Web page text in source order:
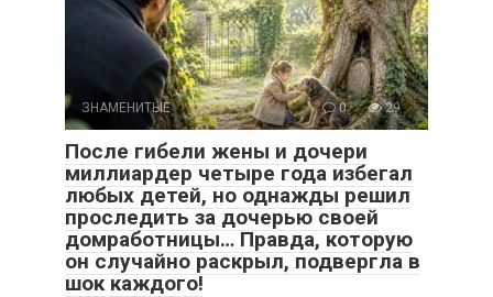
ЗНАМЕНИТЫЕ 0 29
После гибели жены и дочери
миллиардер четыре года избегал
любых детей, но однажды решил
проследить за дочерью своей
домработницы… Правда, которую
он случайно раскрыл, подвергла в
шок каждого!